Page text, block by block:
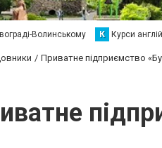
Волинському К Курси
Приватне підприємство